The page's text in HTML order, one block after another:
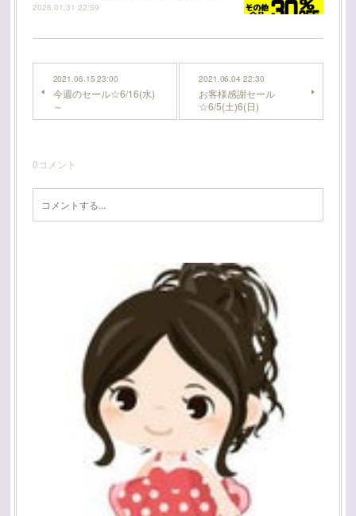
2026.01.31 22:59
2021.06.15 23:00
今週のセール☆6/16(水)
～
2021.06.04 22:30
お客様感謝セール
☆6/5(土)6(日)
0コメント